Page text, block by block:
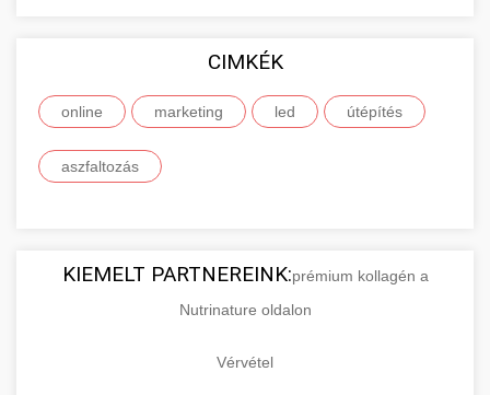
CIMKÉK
online marketing led útépítés
aszfaltozás
KIEMELT PARTNEREINK:prémium kollagén a
Nutrinature oldalon
Vérvétel